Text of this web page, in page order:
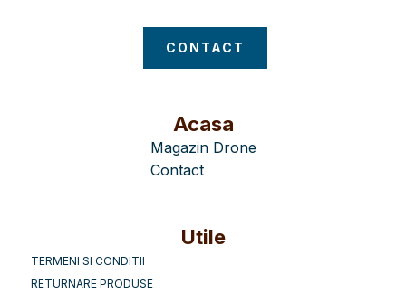
CONTACT
Acasa
Magazin Drone
Contact
Utile
TERMENI SI CONDITII
RETURNARE PRODUSE